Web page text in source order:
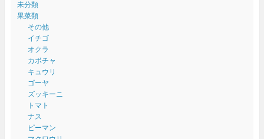
未分類
果菜類
その他
イチゴ
オクラ
カボチャ
キュウリ
ゴーヤ
ズッキーニ
トマト
ナス
ピーマン